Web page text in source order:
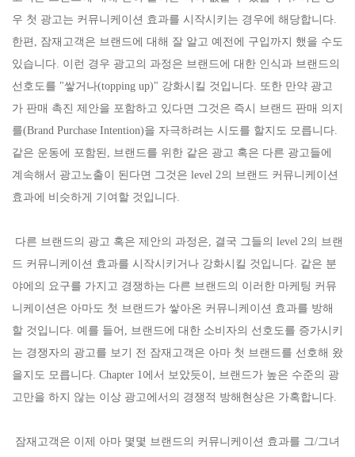
우 첫 광고는 커뮤니케이션 효과를 시작시키는 경우에 해당합니다.
한편, 잠재고객은 브랜드에 대해 잘 알고 예전에 구입까지 했을 수도
있습니다. 이런 경우 광고의 과정은 브랜드에 대한 인식과 브랜드의
선호도를 "쌓거나(topping up)" 강화시킬 것입니다. 또한 만약 광고
가 판매 촉진 제안을 포함하고 있다면 그것은 즉시 브랜드 판매 의지
를(Brand Purchase Intention)을 자극하려는 시도를 할지도 모릅니다.
같은 운동에 포함된, 브랜드를 위한 같은 광고 혹은 다른 광고들에
계속해서 광고노출이 된다면 그것은 level 2의 브랜드 커뮤니케이션
효과에 비슷하게 기여할 것입니다.
다른 브랜드의 광고 혹은 제안의 과정은, 결국 그들의 level 2의 브랜
드 커뮤니케이션 효과를 시작시키거나 강화시킬 것입니다. 같은 분
야에의 요구를 가지고 경쟁하는 다른 브랜드의 이러한 마케팅 커뮤
니케이션은 아마도 첫 브랜드가 쌓아온 커뮤니케이션 효과를 방해
할 것입니다. 예를 들어, 브랜드에 대한 소비자의 선호도를 증가시키
는 경쟁자의 광고를 보기 전 잠재고객은 아마 첫 브랜드를 선호해 왔
을지도 모릅니다. Chapter 1에서 보았듯이, 브랜드가 높은 수준의 광
고만을 하지 않는 이상 광고에서의 경쟁적 방해현상은 가혹합니다.
잠재고객은 이제 아마 몇몇 브랜드의 커뮤니케이션 효과를 그/그녀